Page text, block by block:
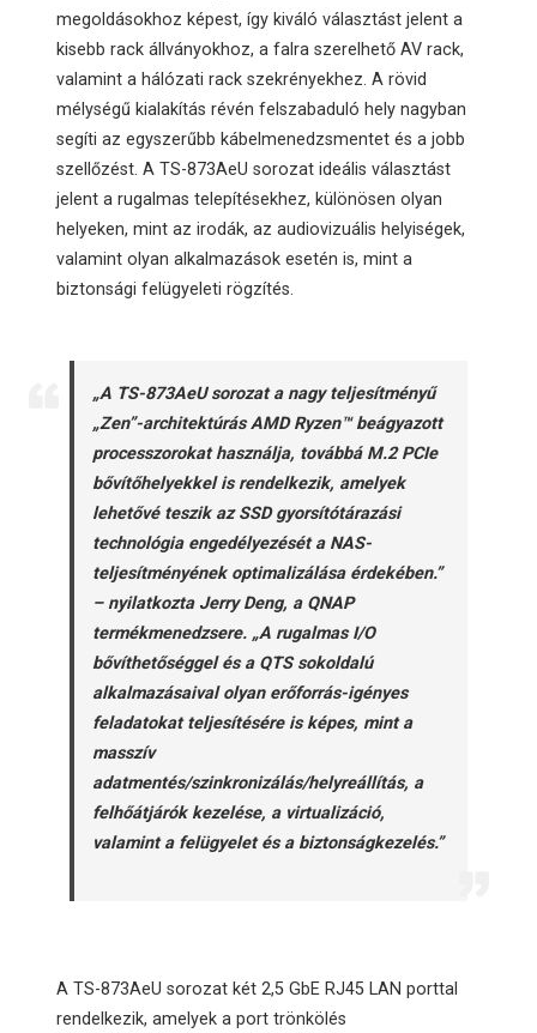
megoldásokhoz képest, így kiváló választást jelent a
kisebb rack állványokhoz, a falra szerelhető AV rack,
valamint a hálózati rack szekrényekhez. A rövid
mélységű kialakítás révén felszabaduló hely nagyban
segíti az egyszerűbb kábelmenedzsmentet és a jobb
szellőzést. A TS-873AeU sorozat ideális választást
jelent a rugalmas telepítésekhez, különösen olyan
helyeken, mint az irodák, az audiovizuális helyiségek,
valamint olyan alkalmazások esetén is, mint a
biztonsági felügyeleti rögzítés.
„A TS-873AeU sorozat a nagy teljesítményű
„Zen”-architektúrás AMD Ryzen™ beágyazott
processzorokat használja, továbbá M.2 PCIe
bővítőhelyekkel is rendelkezik, amelyek
lehetővé teszik az SSD gyorsítótárazási
technológia engedélyezését a NAS-
teljesítményének optimalizálása érdekében.”
– nyilatkozta Jerry Deng, a QNAP
termékmenedzsere. „A rugalmas I/O
bővíthetőséggel és a QTS sokoldalú
alkalmazásaival olyan erőforrás-igényes
feladatokat teljesítésére is képes, mint a
masszív
adatmentés/szinkronizálás/helyreállítás, a
felhőátjárók kezelése, a virtualizáció,
valamint a felügyelet és a biztonságkezelés.”
A TS-873AeU sorozat két 2,5 GbE RJ45 LAN porttal
rendelkezik, amelyek a port trönkölés